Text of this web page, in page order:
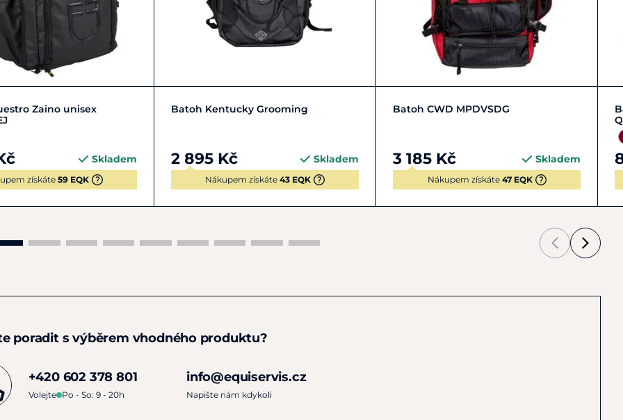
Zobrazit detail
Zaino unisex
Skladem
získáte 59 EQK
Zobrazit detail
Batoh Kentucky Grooming
2 895 Kč Skladem
Nákupem získáte 43 EQK
Zobrazit detail
Batoh CWD MPDVSDG
3 185 Kč Skladem
Nákupem získáte 47 EQK
poradit s výběrem vhodného produktu?
+420 602 378 801
Volejte Po - So: 9 - 20h
info@equiservis.cz
Napište nám kdykoli